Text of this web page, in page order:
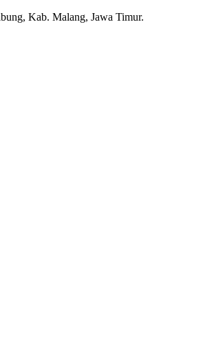
Kab. Malang, Jawa Timur.